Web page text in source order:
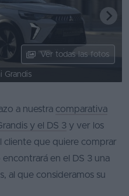
Ver todas las fotos
Grandis
a nuestra comparativa
y el DS 3 y ver los
cliente que quiere comprar
en el DS 3 una
al que consideramos su